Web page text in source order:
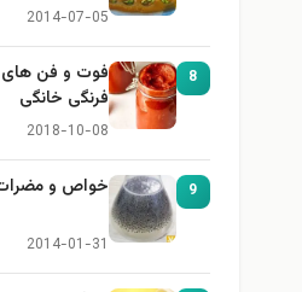
2014-07-05
8
فوت و فن های
فرنگی خانگی
2018-10-08
9 خواص و
2014-01-31